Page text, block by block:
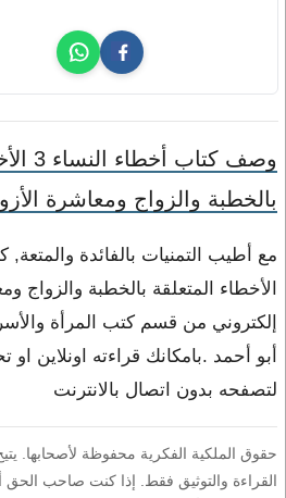
وصف
بالخطبة والزواج ومعاشرة
الأخطاء المتعلقة بالخطبة والزواج
إلكتروني من قسم كتب المرأة
أبو أحمد .بامكانك قراءته اونلاين
لتصفحه بدون اتصال بالانترنت
حقوق الملكية الفكرية محفوظة لأصحابها.
القراءة والتوثيق فقط. إذا كنت صاحب الحق